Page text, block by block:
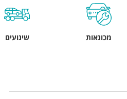
מכונאות שינועים